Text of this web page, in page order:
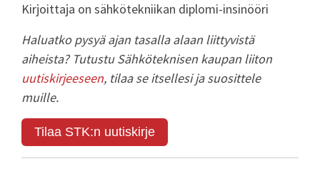
Kirjoittaja on sähkötekniikan diplomi-insinööri
Haluatko pysyä ajan tasalla alaan liittyvistä
aiheista? Tutustu Sähköteknisen kaupan liiton
uutiskirjeeseen, tilaa se itsellesi ja suosittele
muille.
Tilaa STK:n uutiskirje